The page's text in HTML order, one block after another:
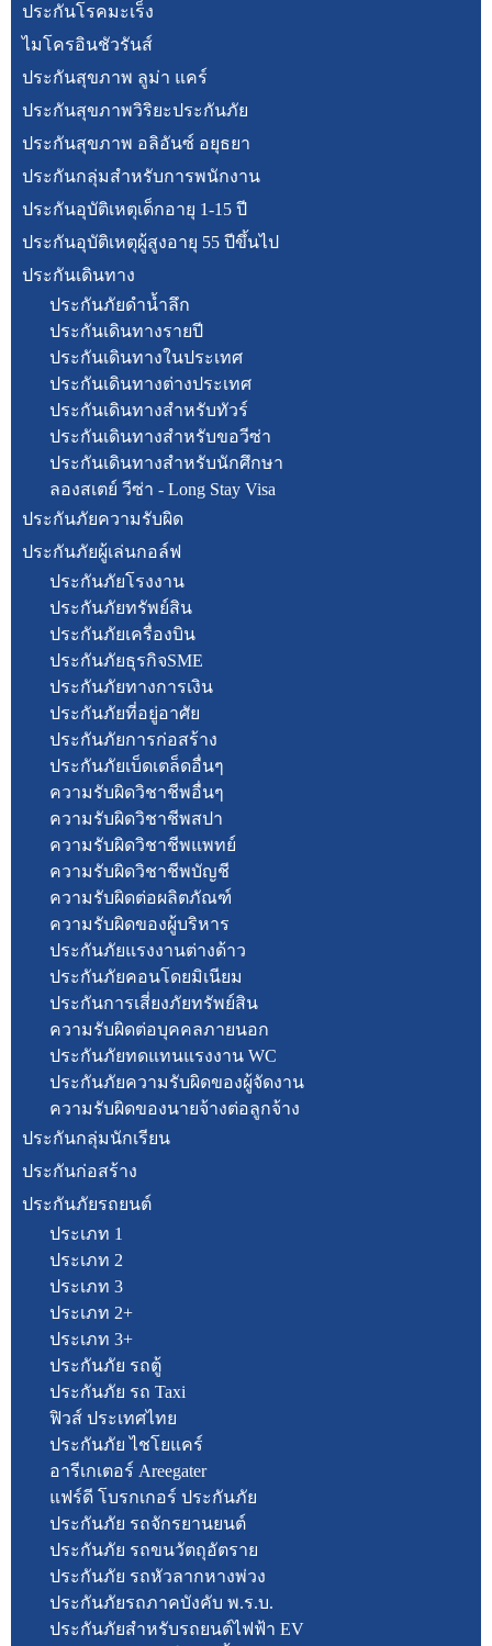
ประกันโรคมะเร็ง
ไมโครอินชัวรันส์
ประกันสุขภาพ ลูม่า แคร์
ประกันสุขภาพวิริยะประกันภัย
ประกันสุขภาพ อลิอันซ์ อยุธยา
ประกันกลุ่มสำหรับการพนักงาน
ประกันอุบัติเหตุเด็กอายุ 1-15 ปี
ประกันอุบัติเหตุผู้สูงอายุ 55 ปีขึ้นไป
ประกันเดินทาง
ประกันภัยดำน้ำลึก
ประกันเดินทางรายปี
ประกันเดินทางในประเทศ
ประกันเดินทางต่างประเทศ
ประกันเดินทางสำหรับทัวร์
ประกันเดินทางสำหรับขอวีซ่า
ประกันเดินทางสำหรับนักศึกษา
ลองสเตย์ วีซ่า - Long Stay Visa
ประกันภัยความรับผิด
ประกันภัยผู้เล่นกอล์ฟ
ประกันภัยโรงงาน
ประกันภัยทรัพย์สิน
ประกันภัยเครื่องบิน
ประกันภัยธุรกิจSME
ประกันภัยทางการเงิน
ประกันภัยที่อยู่อาศัย
ประกันภัยการก่อสร้าง
ประกันภัยเบ็ดเตล็ดอื่นๆ
ความรับผิดวิชาชีพอื่นๆ
ความรับผิดวิชาชีพสปา
ความรับผิดวิชาชีพแพทย์
ความรับผิดวิชาชีพบัญชี
ความรับผิดต่อผลิตภัณฑ์
ความรับผิดของผู้บริหาร
ประกันภัยแรงงานต่างด้าว
ประกันภัยคอนโดยมิเนียม
ประกันการเสี่ยงภัยทรัพย์สิน
ความรับผิดต่อบุคคลภายนอก
ประกันภัยทดแทนแรงงาน WC
ประกันภัยความรับผิดของผู้จัดงาน
ความรับผิดของนายจ้างต่อลูกจ้าง
ประกันกลุ่มนักเรียน
ประกันก่อสร้าง
ประกันภัยรถยนต์
ประเภท 1
ประเภท 2
ประเภท 3
ประเภท 2+
ประเภท 3+
ประกันภัย รถตู้
ประกันภัย รถ Taxi
ฟิวส์ ประเทศไทย
ประกันภัย ไชโยแคร์
อารีเกเตอร์ Areegater
แฟร์ดี โบรกเกอร์ ประกันภัย
ประกันภัย รถจักรยานยนต์
ประกันภัย รถขนวัตถุอัตราย
ประกันภัย รถหัวลากหางพ่วง
ประกันภัยรถภาคบังคับ พ.ร.บ.
ประกันภัยสำหรับรถยนต์ไฟฟ้า EV